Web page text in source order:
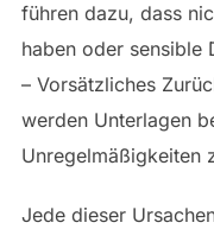
führen dazu, dass
haben oder sensible
– Vorsätzliches
werden Unterlagen
Unregelmäßigkeiten
Jede dieser